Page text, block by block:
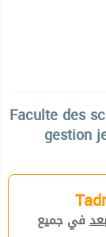
Faculte des
gestion
في جميع